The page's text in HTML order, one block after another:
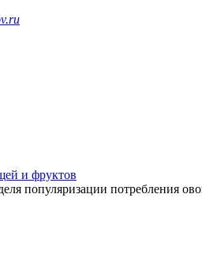
и фруктов
популяризации потребления